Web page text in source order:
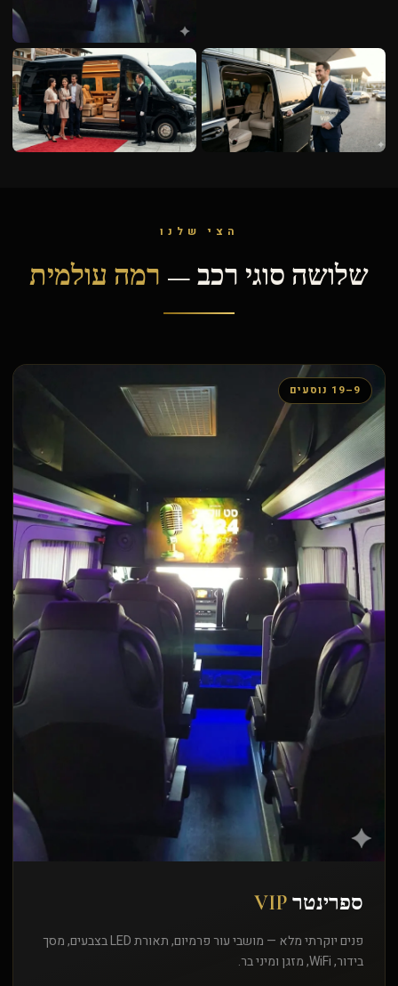
הצי שלנו
שלושה סוגי רכב — רמה עולמית
9–19 נוסעים
ספרינטר VIP
פנים יוקרתי מלא — מושבי עור פרמיום, תאורת LED בצבעים, מסך
בידור, WiFi, מזגן ומיני בר.